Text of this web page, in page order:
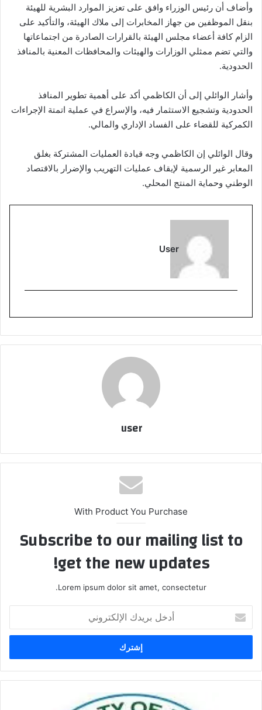
وأضاف أن رئيس الوزراء وافق على تعزيز الموارد البشرية للهيئة
بنقل الموظفين من جهاز المخابرات إلى ملاك الهيئة، والتأكيد على
الزام كافة أعضاء مجلس الهيئة بالقرارات الصادرة من اجتماعاتها
والتي تضم ممثلي الوزارات والهيئات والمحافظات المعنية بالمنافذ
الحدودية.
وأشار الوائلي إلى أن الكاظمي أكد على أهمية تطوير المنافذ
الحدودية وتشجيع الاستثمار فيه، والإسراع في عملية اتمتة الإجراءات
الكمركية للقضاء على الفساد الإداري والمالي.
وقال الوائلي إن الكاظمي وجه قيادة العمليات المشتركة بغلق
المعابر غير الرسمية لإيقاف عمليات التهريب والإضرار بالاقتصاد
الوطني وحماية المنتج المحلي.
User
user
With Product You Purchase
Subscribe to our mailing list to
get the new updates!
Lorem ipsum dolor sit amet, consectetur.
بريدك
الإلكتروني